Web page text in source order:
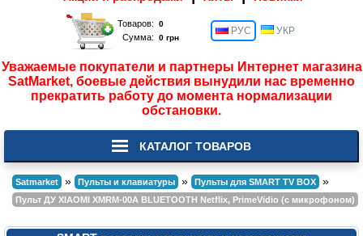
Товаров:
Сумма:
РУС УКР
Уважаемые покупатели и партнеры Интернет магазина
SatMarket, боевые действия вынудили нас временно
прекратить работу до момента нормализации
обстановки.
КАТАЛОГ ТОВАРОВ
Satmarket » Пульты и клавиатуры » Пульты для SMART TV BOX »
Пульт ДУ XIAOMI XMRM-00A BLUETOOTH Netflix, PrimeVidio (с микрофоном)